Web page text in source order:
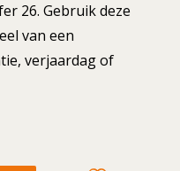
26. Gebruik deze
van een
verjaardag of